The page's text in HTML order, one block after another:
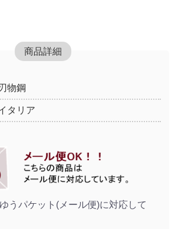
商品詳細
物鋼
タリア
うパケット(メール便)に対応して